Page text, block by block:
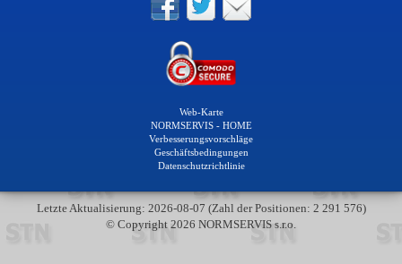
Web-Karte
NORMSERVIS - HOME
Verbesserungsvorschläge
Geschäftsbedingungen
Datenschutzrichtlinie
Letzte Aktualisierung: 2026-08-07 (Zahl der Positionen: 2 291 576)
© Copyright 2026 NORMSERVIS s.r.o.